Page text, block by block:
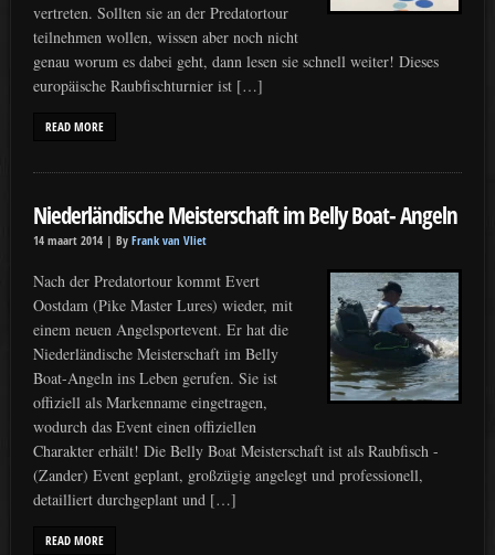
vertreten. Sollten sie an der Predatortour
teilnehmen wollen, wissen aber noch nicht
genau worum es dabei geht, dann lesen sie schnell weiter! Dieses
europäische Raubfischturnier ist […]
READ MORE
Niederländische Meisterschaft im Belly Boat- Angeln
14 maart 2014 | By Frank van Vliet
Nach der Predatortour kommt Evert
Oostdam (Pike Master Lures) wieder, mit
einem neuen Angelsportevent. Er hat die
Niederländische Meisterschaft im Belly
Boat-Angeln ins Leben gerufen. Sie ist
offiziell als Markenname eingetragen,
wodurch das Event einen offiziellen
Charakter erhält! Die Belly Boat Meisterschaft ist als Raubfisch -
(Zander) Event geplant, großzügig angelegt und professionell,
detailliert durchgeplant und […]
READ MORE